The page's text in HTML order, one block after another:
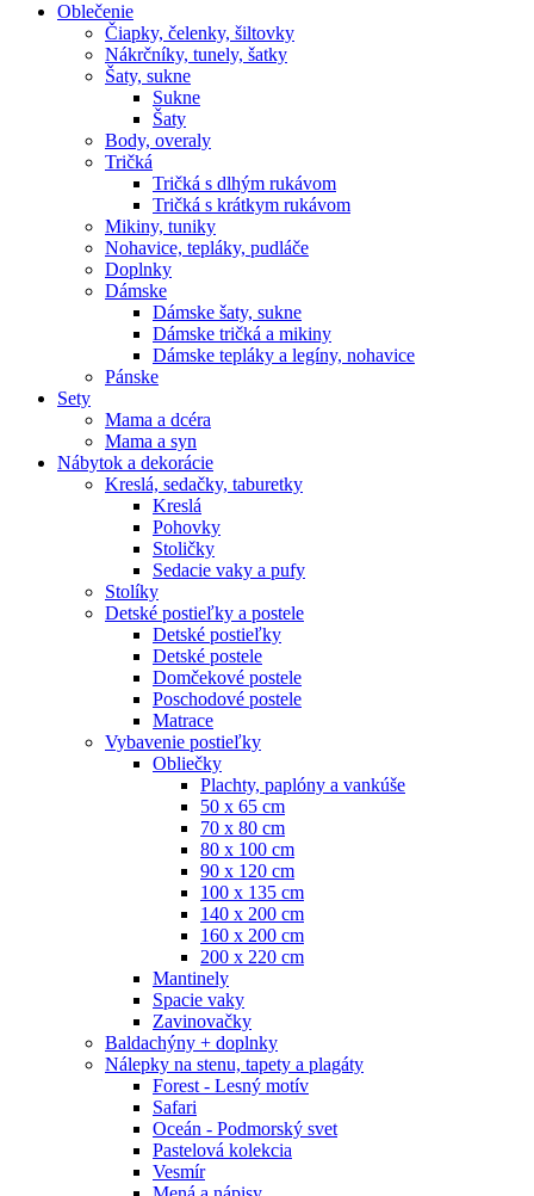
Oblečenie
Čiapky, čelenky, šiltovky
Nákrčníky, tunely, šatky
Šaty, sukne
Sukne
Šaty
Body, overaly
Tričká
Tričká s dlhým rukávom
Tričká s krátkym rukávom
Mikiny, tuniky
Nohavice, tepláky, pudláče
Doplnky
Dámske
Dámske šaty, sukne
Dámske tričká a mikiny
Dámske tepláky a legíny, nohavice
Pánske
Sety
Mama a dcéra
Mama a syn
Nábytok a dekorácie
Kreslá, sedačky, taburetky
Kreslá
Pohovky
Stoličky
Sedacie vaky a pufy
Stolíky
Detské postieľky a postele
Detské postieľky
Detské postele
Domčekové postele
Poschodové postele
Matrace
Vybavenie postieľky
Obliečky
Plachty, paplóny a vankúše
50 x 65 cm
70 x 80 cm
80 x 100 cm
90 x 120 cm
100 x 135 cm
140 x 200 cm
160 x 200 cm
200 x 220 cm
Mantinely
Spacie vaky
Zavinovačky
Baldachýny + doplnky
Nálepky na stenu, tapety a plagáty
Forest - Lesný motív
Safari
Oceán - Podmorský svet
Pastelová kolekcia
Vesmír